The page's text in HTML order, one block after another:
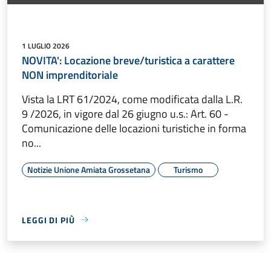
1 LUGLIO 2026
NOVITA': Locazione breve/turistica a carattere
NON imprenditoriale
Vista la LRT 61/2024, come modificata dalla L.R.
9 /2026, in vigore dal 26 giugno u.s.: Art. 60 -
Comunicazione delle locazioni turistiche in forma
no...
Notizie Unione Amiata Grossetana Turismo
LEGGI DI PIÙ